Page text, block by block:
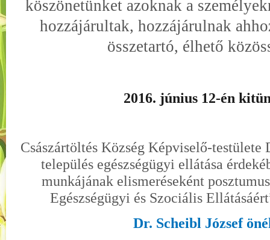
köszönetünket azoknak a
hozzájárultak, hozzájárulnak
összetartó, élhető
2016. június 12-én
Császártöltés Község Képviselő-testülete
település egészségügyi ellátása
munkájának elismeréseként
Egészségügyi és Szociális
Dr. Scheibl József